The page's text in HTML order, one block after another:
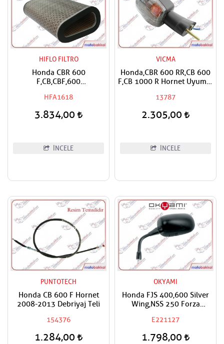
HIFLO FILTRO
Honda CBR 600
F,CB,CBF,600
Filtresi
HFA1618
3.834,00
İNCELE
VICMA
Honda,CBR 600 RR,CB 600
F,CB 1000 R Hornet Uyumlu
13787
2.305,00
İNCELE
PUNTOTECH
Honda CB 600 F Hornet
2008-2013 Debriyaj Teli
154376
1.284,00
OKYAMI
Honda FJS 400,600 Silver
Wing,NSS 250 Forza
E221127
1.798,00